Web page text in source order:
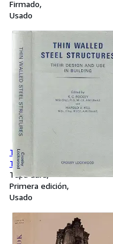
Firmado
Usado
Thin walled steel structures
Their design and use in
building
Tapa dura
Primera edición
Usado